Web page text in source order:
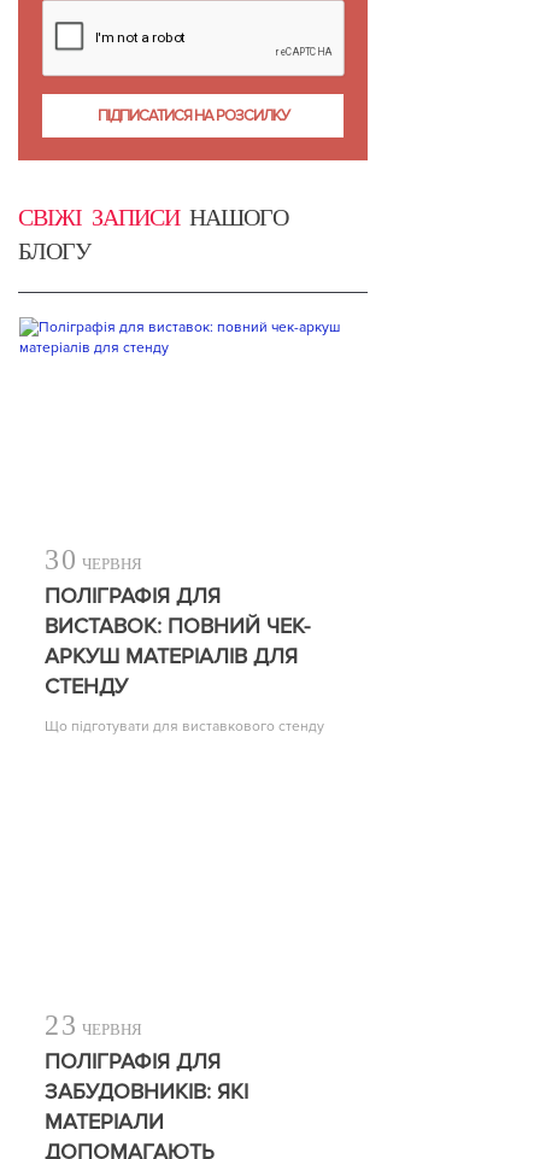
СВІЖІ ЗАПИСИНАШОГО
БЛОГУ
30 ЧЕРВНЯ
ПОЛІГРАФІЯ ДЛЯ
ВИСТАВОК: ПОВНИЙ ЧЕК-
АРКУШ МАТЕРІАЛІВ ДЛЯ
СТЕНДУ
Що підготувати для виставкового стенду
23 ЧЕРВНЯ
ПОЛІГРАФІЯ ДЛЯ
ЗАБУДОВНИКІВ: ЯКІ
МАТЕРІАЛИ
ДОПОМАГАЮТЬ